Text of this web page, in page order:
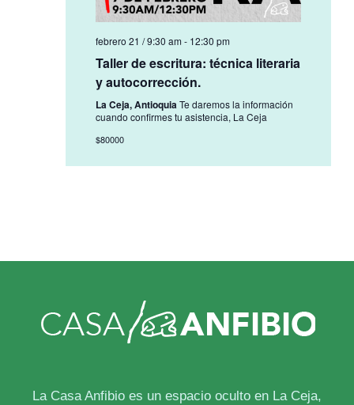
febrero 21 / 9:30 am- 12:30 pm
Taller de escritura: técnica literaria
y autocorrección.
La Ceja, AntioquiaTe daremos la información
cuando confirmes tu asistencia, La Ceja
$80000
La Casa Anfibio es un espacio oculto en La Ceja,